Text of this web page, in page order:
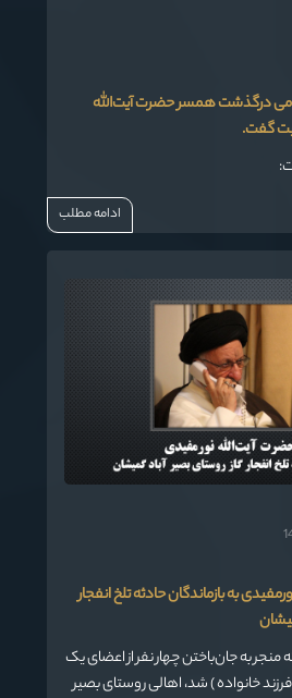
درگذشت همسر حضرت آیت‌الله
گفت.
ادامه مطلب
به بازماندگان حادثه تلخ انفجار
منجر به جان‌باختن چهار نفر از اعضای یک
خانواده (پدر و مادر و دو فرزند خانواده ) شد، اهالی روستای بصیر